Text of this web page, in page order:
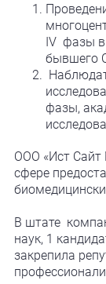
IV фазы в
бывшего
фазы,
ООО «Ист Сайт
сфере
В штате
наук, 1
закрепила